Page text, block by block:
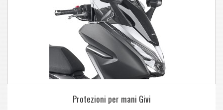
Protezioni per mani Givi